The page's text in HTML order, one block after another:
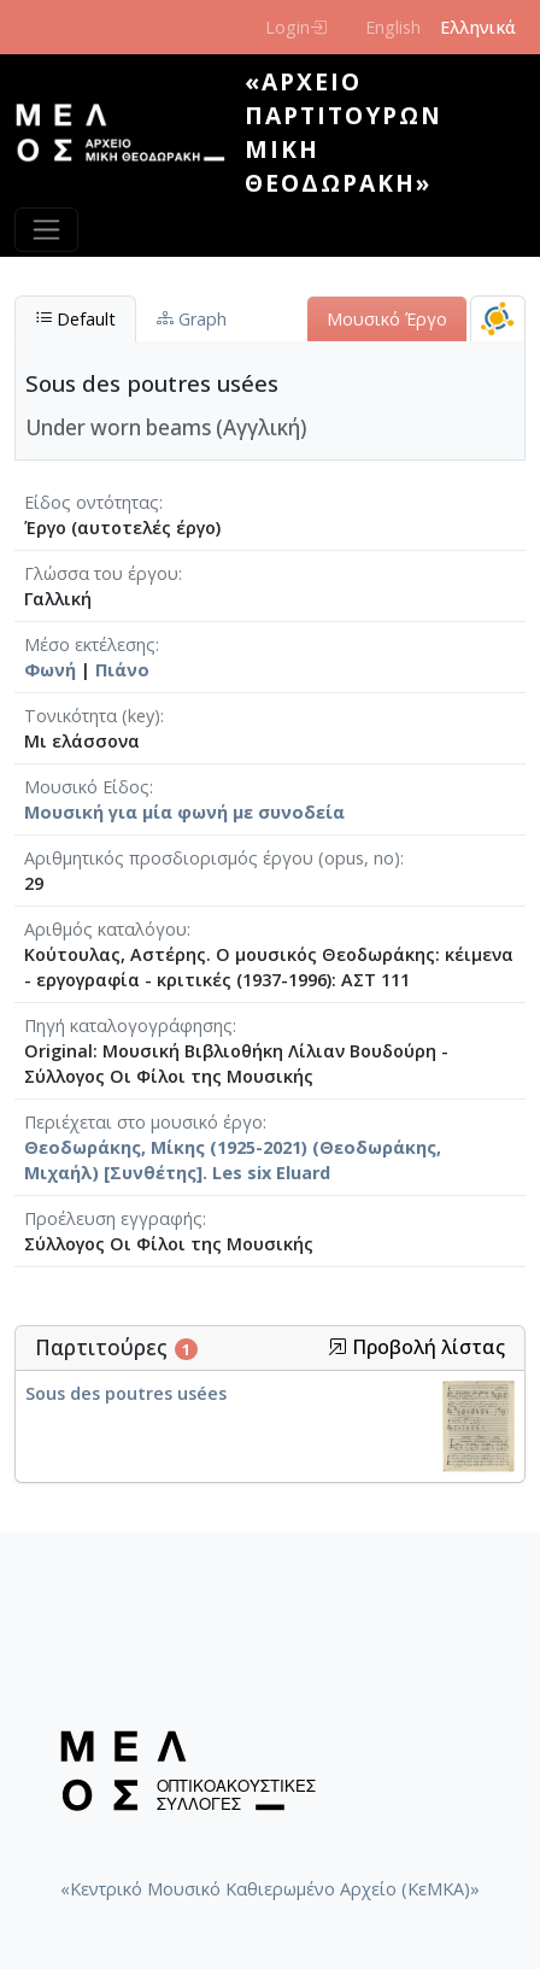
Login English Ελληνικά
«ΑΡΧΕΊΟ
ΠΑΡΤΙΤΟΎΡΩΝ
ΜΊΚΗ
ΘΕΟΔΩΡΆΚΗ»
Default Graph Μουσικό Έργο
Sous des poutres usées
Under worn beams (Αγγλική)
Είδος οντότητας
Έργο (αυτοτελές έργο)
Γλώσσα του έργου
Γαλλική
Μέσο εκτέλεσης
Φωνή | Πιάνο
Τονικότητα (key)
Μι ελάσσονα
Μουσικό Είδος
Μουσική για μία φωνή με συνοδεία
Αριθμητικός προσδιορισμός έργου (opus, no)
29
Αριθμός καταλόγου
Κούτουλας, Αστέρης. Ο μουσικός Θεοδωράκης: κέιμενα
- εργογραφία - κριτικές (1937-1996): ΑΣΤ 111
Πηγή καταλογογράφησης
Original: Μουσική Βιβλιοθήκη Λίλιαν Βουδούρη -
Σύλλογος Οι Φίλοι της Μουσικής
Περιέχεται στο μουσικό έργο
Θεοδωράκης, Μίκης (1925-2021) (Θεοδωράκης,
Μιχαήλ) [Συνθέτης]. Les six Eluard
Προέλευση εγγραφής
Σύλλογος Οι Φίλοι της Μουσικής
Παρτιτούρες 1 Προβολή λίστας
Sous des poutres usées
«Κεντρικό Μουσικό Καθιερωμένο Αρχείο (ΚεΜΚΑ)»